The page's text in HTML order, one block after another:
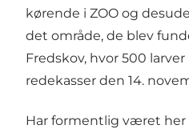
kørende i ZOO og
det område, de blev
Fredskov, hvor 500
redekasser den 14.
Har formentlig været her